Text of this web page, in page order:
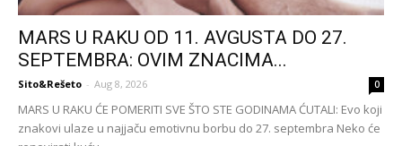
MARS U RAKU OD 11. AVGUSTA DO 27.
SEPTEMBRA: OVIM ZNACIMA...
Sito&Rešeto - Aug 8, 2026 0
MARS U RAKU ĆE POMERITI SVE ŠTO STE GODINAMA ĆUTALI: Evo koji
znakovi ulaze u najjaču emotivnu borbu do 27. septembra Neko će